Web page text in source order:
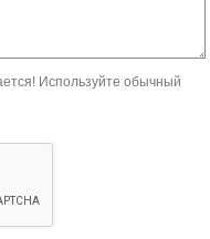
Используйте обычный